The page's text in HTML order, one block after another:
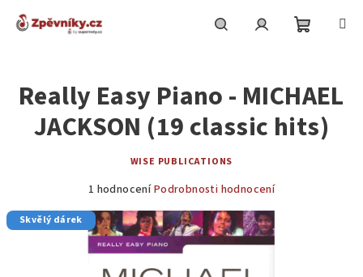
košík
Really Easy Piano - MICHAEL
JACKSON (19 classic hits)
WISE PUBLICATIONS
Průměrné
produktu
je
5,0
1 hodnoceníPodrobnosti hodnocení
Skvělý dárek